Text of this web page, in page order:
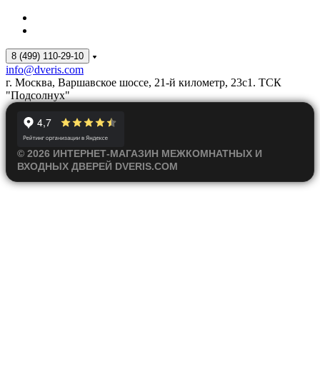
8 (499) 110-29-10
info@dveris.com
г. Москва, Варшавское шоссе, 21-й километр, 23с1. ТСК
"Подсолнух"
© 2026 ИНТЕРНЕТ-МАГАЗИН МЕЖКОМНАТНЫХ И
ВХОДНЫХ ДВЕРЕЙ DVERIS.COM